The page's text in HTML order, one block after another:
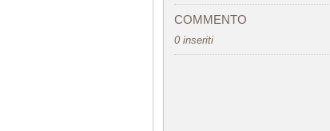
COMMENTO
0 inseriti